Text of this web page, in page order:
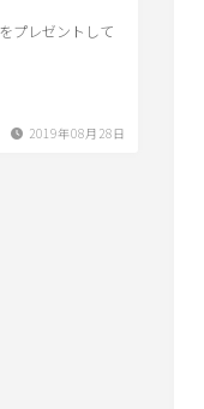
プレゼントして
2019年08月28日